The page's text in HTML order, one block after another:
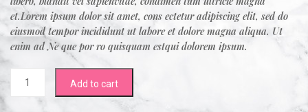
et.Lorem ipsum dolor sit amet, cons ectetur adipiscing elit, sed do
eiusmod tempor incididunt ut labore et dolore magna aliqua. Ut
enim ad Ne que por ro quisquam estqui dolorem ipsum.
Masque
Add to cart